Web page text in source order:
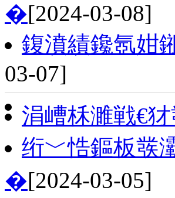
�[2024-03-08]
鍑濆績鑱氬姏
03-07]
涓嶆柇濉戦€
绗﹀悎鏂板彂
�[2024-03-05]